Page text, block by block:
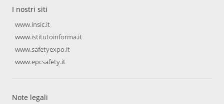
I nostri siti
www.insic.it
www.istitutoinforma.it
www.safetyexpo.it
www.epcsafety.it
Note legali